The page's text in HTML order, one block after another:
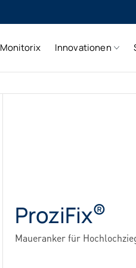
Monitorix Innovationen
ProziFix®
Maueranker für